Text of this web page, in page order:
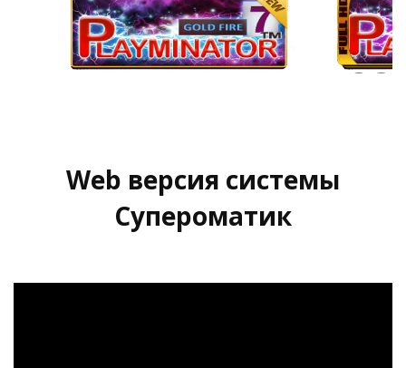
Web версия системы
Супероматик